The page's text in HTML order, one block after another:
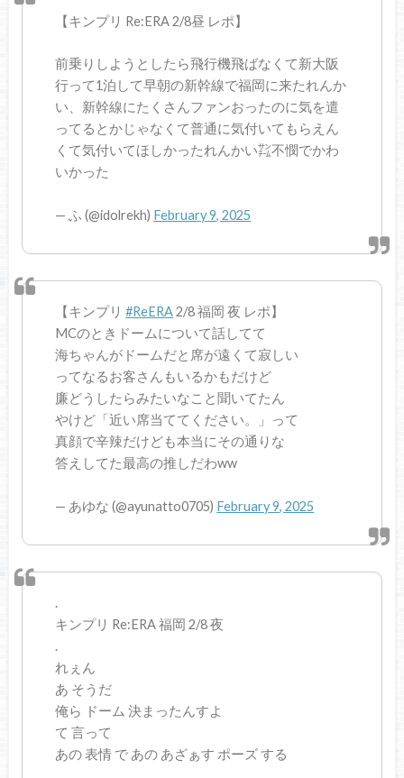
【キンプリ Re:ERA 2/8昼 レポ】
前乗りしようとしたら飛行機飛ばなくて新大阪
行って1泊して早朝の新幹線で福岡に来たれんか
い、新幹線にたくさんファンおったのに気を遣
ってるとかじゃなくて普通に気付いてもらえん
くて気付いてほしかったれんかい㌠不憫でかわ
いかった
— ふ (@idolrekh) February 9, 2025
【キンプリ#ReERA2/8 福岡 夜 レポ】
MCのときドームについて話してて
海ちゃんがドームだと席が遠くて寂しい
ってなるお客さんもいるかもだけど
廉どうしたらみたいなこと聞いてたん
やけど「近い席当ててください。」って
真顔で辛辣だけども本当にその通りな
答えしてた最高の推しだわww
— あゆな (@ayunatto0705) February 9, 2025
.
キンプリ Re:ERA 福岡 2/8 夜
.
れぇん
あ そうだ
俺ら ドーム 決まったんすよ
て 言って
あの 表情 で あの あざぁす ポーズ する